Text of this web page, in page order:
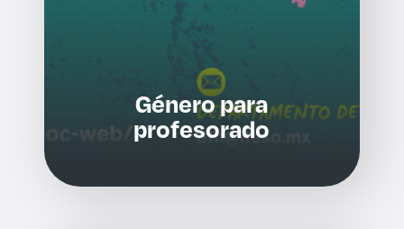
Género para
profesorado